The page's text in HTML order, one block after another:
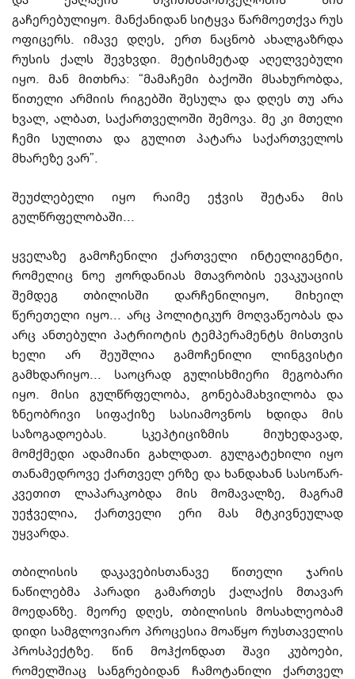
გაჩერებულიყო. მან­ქა­ნი­დან სიტყვა წარმოეთქვა რუს
ოფიცერს. იმავე დღეს, ერთ ნაცნობ ახალგაზრდა
რუსის ქალს შევხვდი. მეტისმეტად აღელ­ვე­ბული
იყო. მან მითხრა: “მამაჩემი ბაქოში მსახუ­რო­­ბდა,
წითელი არმიის რიგებში შესულა და დღეს თუ არა
ხვალ, ალბათ, საქართ­ვე­ლო­ში შემოვა. მე კი მთელი
ჩემი სულითა და გულით პა­ტა­რა საქართველოს
მხარეზე ვარ”.
შე­უძლებელი იყო რაიმე ეჭვის შეტანა მის
გულწრფელობაში...
ყველაზე გამოჩენილი ქართველი ინტელიგენტი,
რომელიც ნოე ჟორდანიას მთავ­რო­­ბის ევაკუაციის
შემდეგ თბილისში დარჩენილიყო, მიხეილ
წერეთელი იყო... არც პოლიტიკურ მოღვაწეობას და
არც ანთებული პატრიოტის ტემპერამენტს მი­სთვის
ხელი არ შეუშლია გამოჩენილი ლინგვისტი
გამხდარიყო... საოცრად გუ­ლი­ს­ხ­მიერი მეგობარი
იყო. მისი გულწრფელობა, გონებამახვილობა და
ზნეობრივი სიფაქი­ზე სასიამოვნოს ხდი­და მის
საზოგადოებას. სკეპტიციზმის მიუხედავად,
მომქმედი ადა­მი­ანი გახლდათ. გუ­ლ­გა­ტე­ხილი იყო
თანამედროვე ქართველ ერზე და ხანდახან სასო­წა­რ­
კვეთით ლა­პა­რაკობდა მის მომავალზე, მაგრამ
უეჭველია, ქართველი ერი მას მტკივ­ნე­ულად
უყვარდა.
თბილისის დაკავებისთანავე წითელი ჯარის
ნაწილებმა პარადი გამართეს ქა­ლა­ქის მთავარ
მოედანზე. მეორე დღეს, თბილისის მოსახლეობამ
დიდი სამგლოვიარო პრო­ცე­სია მოაწყო რუ­ს­თაველის
პროსპექტზე. წინ მოჰქონდათ შავი კუბოები,
რომელშიაც სანგრებიდან ჩა­მო­ტანილი ქართველ